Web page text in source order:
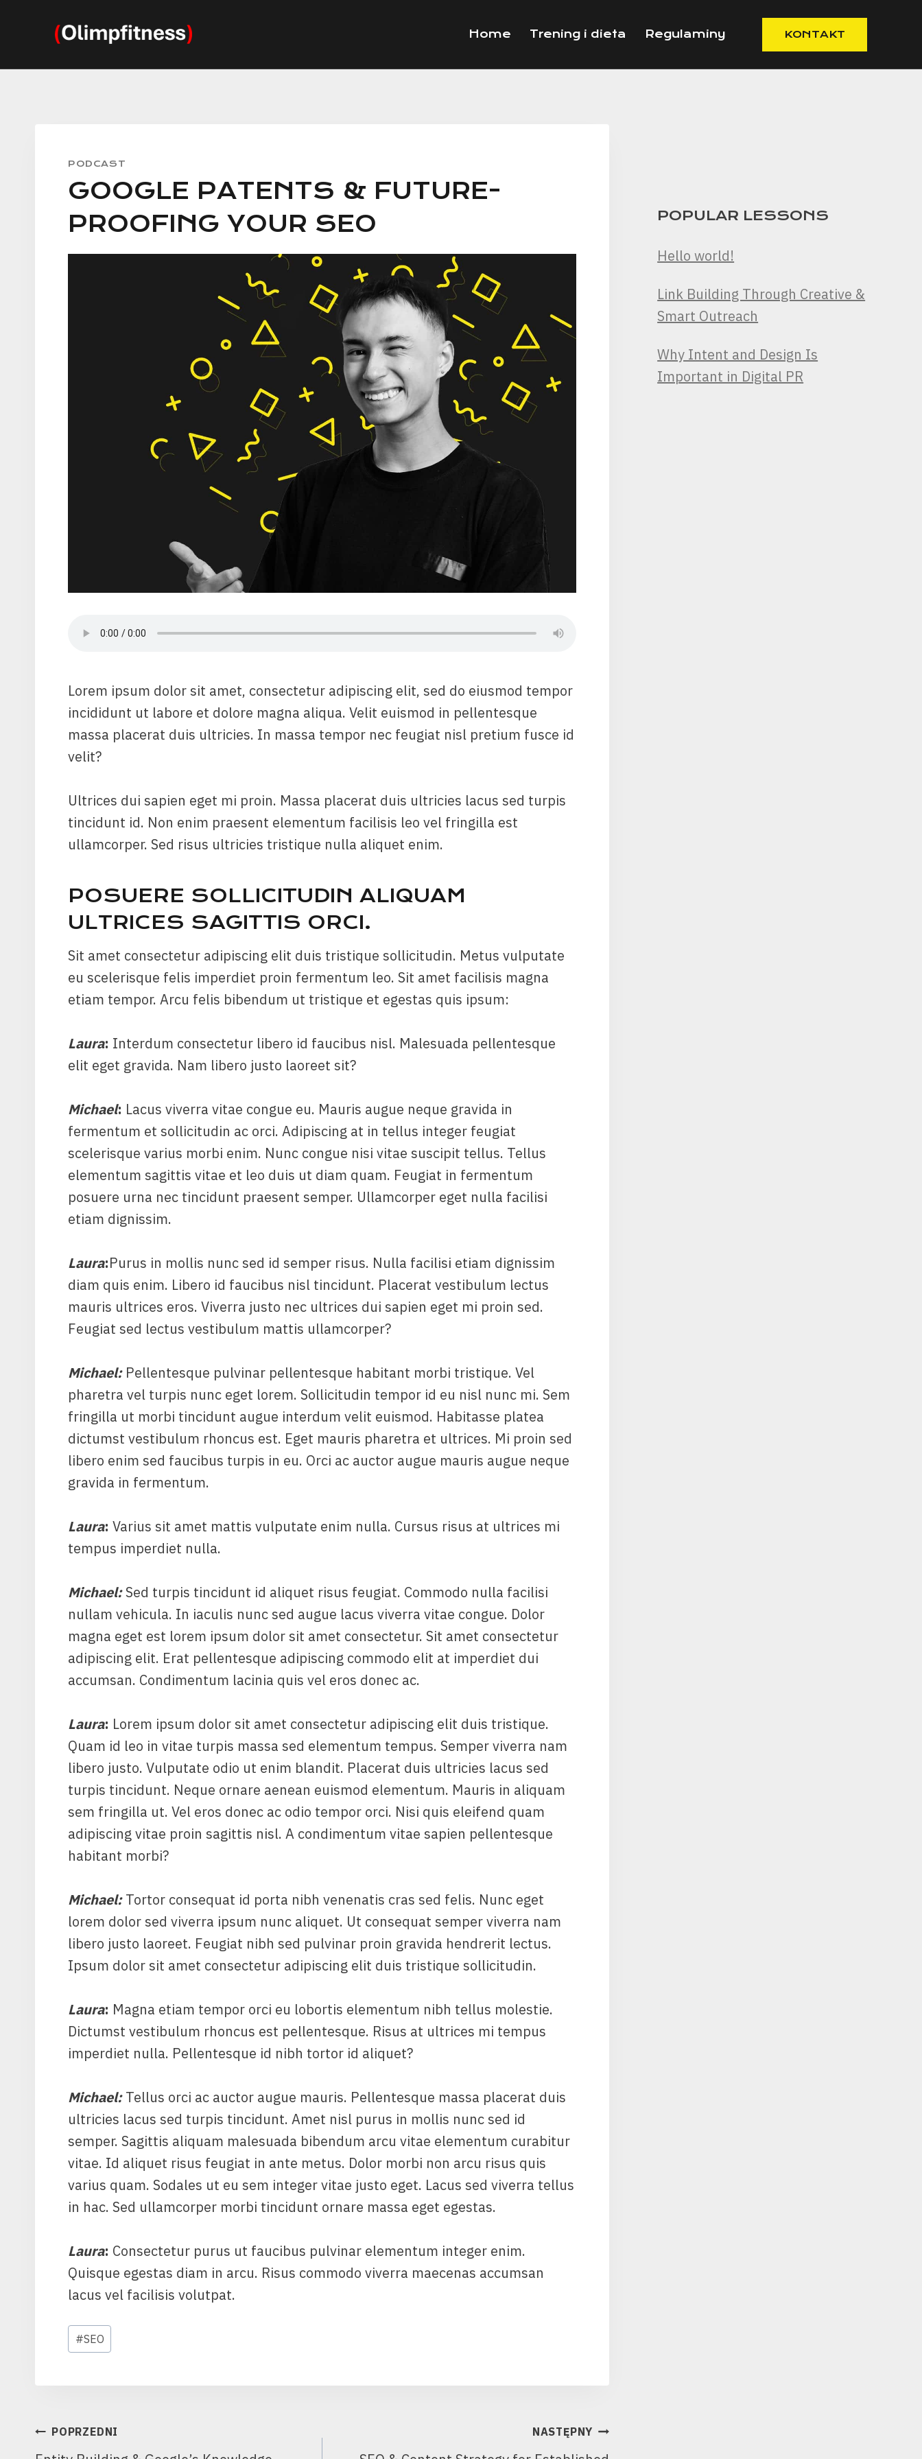
Home Trening i dieta Regulaminy KONTAKT
PODCAST
GOOGLE PATENTS & FUTURE-
PROOFING YOUR SEO
Lorem ipsum dolor sit amet, consectetur adipiscing elit, sed do eiusmod tempor
incididunt ut labore et dolore magna aliqua. Velit euismod in pellentesque
massa placerat duis ultricies. In massa tempor nec feugiat nisl pretium fusce id
velit?
Ultrices dui sapien eget mi proin. Massa placerat duis ultricies lacus sed turpis
tincidunt id. Non enim praesent elementum facilisis leo vel fringilla est
ullamcorper. Sed risus ultricies tristique nulla aliquet enim.
POSUERE SOLLICITUDIN ALIQUAM
ULTRICES SAGITTIS ORCI.
Sit amet consectetur adipiscing elit duis tristique sollicitudin. Metus vulputate
eu scelerisque felis imperdiet proin fermentum leo. Sit amet facilisis magna
etiam tempor. Arcu felis bibendum ut tristique et egestas quis ipsum:
Laura: Interdum consectetur libero id faucibus nisl. Malesuada pellentesque
elit eget gravida. Nam libero justo laoreet sit?
Michael: Lacus viverra vitae congue eu. Mauris augue neque gravida in
fermentum et sollicitudin ac orci. Adipiscing at in tellus integer feugiat
scelerisque varius morbi enim. Nunc congue nisi vitae suscipit tellus. Tellus
elementum sagittis vitae et leo duis ut diam quam. Feugiat in fermentum
posuere urna nec tincidunt praesent semper. Ullamcorper eget nulla facilisi
etiam dignissim.
Laura:Purus in mollis nunc sed id semper risus. Nulla facilisi etiam dignissim
diam quis enim. Libero id faucibus nisl tincidunt. Placerat vestibulum lectus
mauris ultrices eros. Viverra justo nec ultrices dui sapien eget mi proin sed.
Feugiat sed lectus vestibulum mattis ullamcorper?
Michael:Pellentesque pulvinar pellentesque habitant morbi tristique. Vel
pharetra vel turpis nunc eget lorem. Sollicitudin tempor id eu nisl nunc mi. Sem
fringilla ut morbi tincidunt augue interdum velit euismod. Habitasse platea
dictumst vestibulum rhoncus est. Eget mauris pharetra et ultrices. Mi proin sed
libero enim sed faucibus turpis in eu. Orci ac auctor augue mauris augue neque
gravida in fermentum.
Laura: Varius sit amet mattis vulputate enim nulla. Cursus risus at ultrices mi
tempus imperdiet nulla.
Michael:Sed turpis tincidunt id aliquet risus feugiat. Commodo nulla facilisi
nullam vehicula. In iaculis nunc sed augue lacus viverra vitae congue. Dolor
magna eget est lorem ipsum dolor sit amet consectetur. Sit amet consectetur
adipiscing elit. Erat pellentesque adipiscing commodo elit at imperdiet dui
accumsan. Condimentum lacinia quis vel eros donec ac.
Laura: Lorem ipsum dolor sit amet consectetur adipiscing elit duis tristique.
Quam id leo in vitae turpis massa sed elementum tempus. Semper viverra nam
libero justo. Vulputate odio ut enim blandit. Placerat duis ultricies lacus sed
turpis tincidunt. Neque ornare aenean euismod elementum. Mauris in aliquam
sem fringilla ut. Vel eros donec ac odio tempor orci. Nisi quis eleifend quam
adipiscing vitae proin sagittis nisl. A condimentum vitae sapien pellentesque
habitant morbi?
Michael:Tortor consequat id porta nibh venenatis cras sed felis. Nunc eget
lorem dolor sed viverra ipsum nunc aliquet. Ut consequat semper viverra nam
libero justo laoreet. Feugiat nibh sed pulvinar proin gravida hendrerit lectus.
Ipsum dolor sit amet consectetur adipiscing elit duis tristique sollicitudin.
Laura: Magna etiam tempor orci eu lobortis elementum nibh tellus molestie.
Dictumst vestibulum rhoncus est pellentesque. Risus at ultrices mi tempus
imperdiet nulla. Pellentesque id nibh tortor id aliquet?
Michael:Tellus orci ac auctor augue mauris. Pellentesque massa placerat duis
ultricies lacus sed turpis tincidunt. Amet nisl purus in mollis nunc sed id
semper. Sagittis aliquam malesuada bibendum arcu vitae elementum curabitur
vitae. Id aliquet risus feugiat in ante metus. Dolor morbi non arcu risus quis
varius quam. Sodales ut eu sem integer vitae justo eget. Lacus sed viverra tellus
in hac. Sed ullamcorper morbi tincidunt ornare massa eget egestas.
Laura: Consectetur purus ut faucibus pulvinar elementum integer enim.
Quisque egestas diam in arcu. Risus commodo viverra maecenas accumsan
lacus vel facilisis volutpat.
Tagi
wpisu:
#SEO
NAWIGACJA
POPRZEDNI NASTĘPNY
POPULAR LESSONS
Hello world!
Link Building Through Creative &
Smart Outreach
Why Intent and Design Is
Important in Digital PR